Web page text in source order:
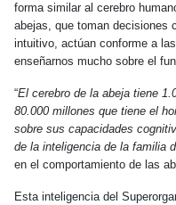
forma similar al cerebro
abejas, que toman decisiones
intuitivo, actúan conforme a
enseñarnos mucho sobre el
“El cerebro de la abeja tiene
80.000 millones que tiene el
sobre sus capacidades
de la inteligencia de la familia
en el comportamiento de las
Esta inteligencia del